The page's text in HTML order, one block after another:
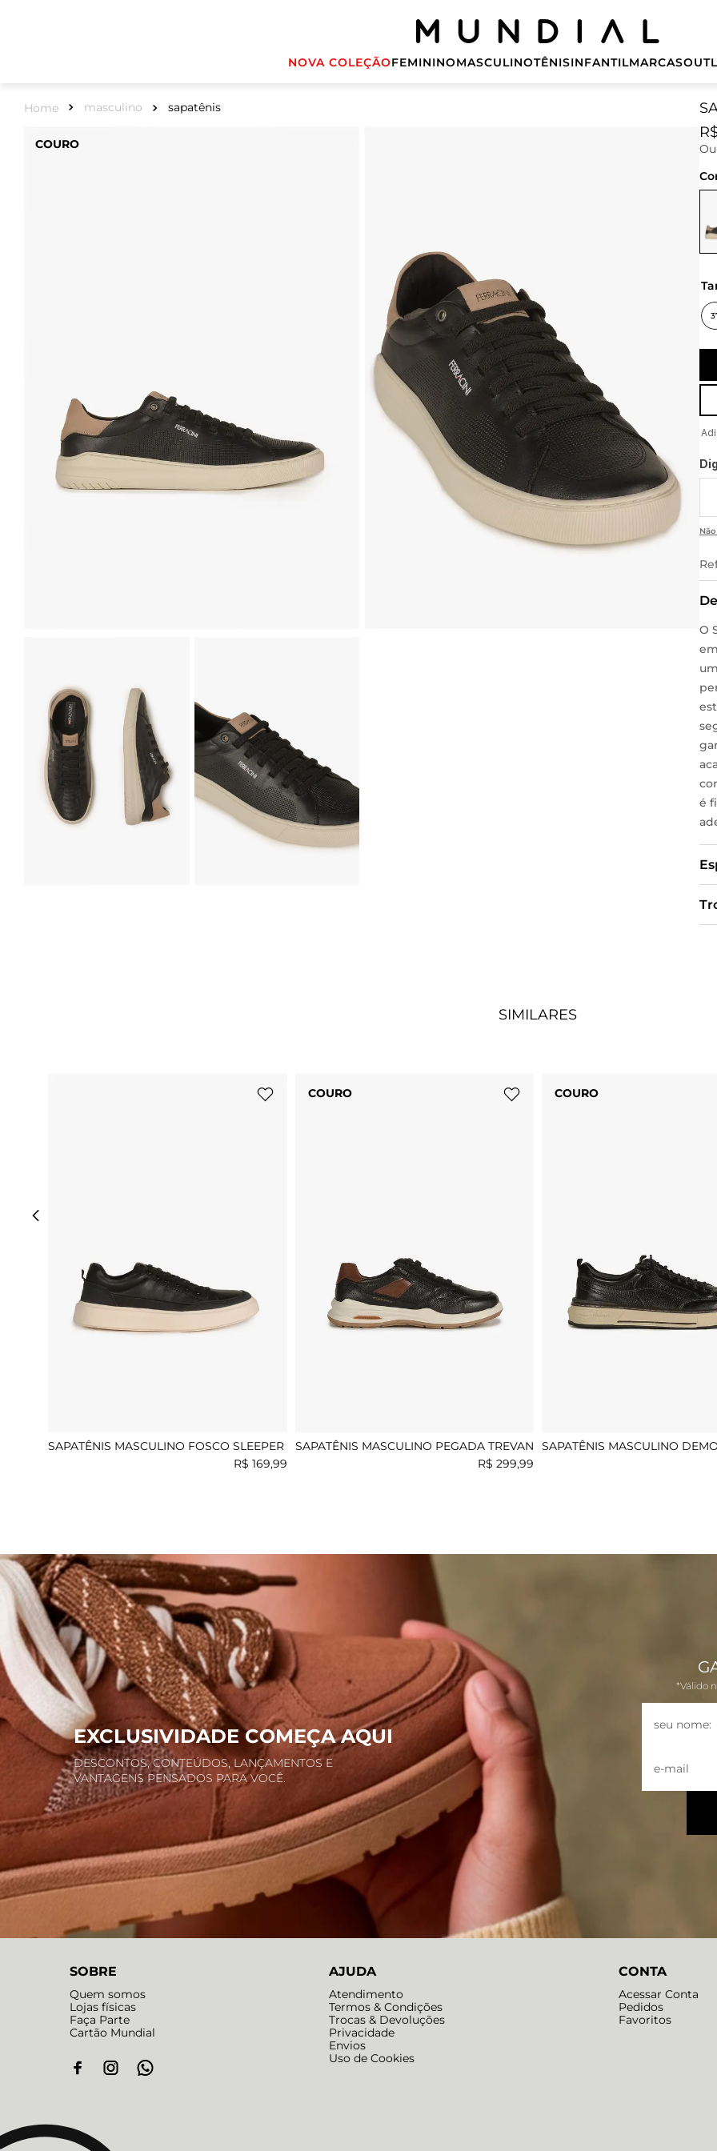
NOVA COLEÇÃOFEMININOMASCULINOTÊNISINFANTILMARCAS
masculino sapatênis
COURO Ou
O
é
SIMILARES
SAPATÊNIS MASCULINO FOSCO SLEEPER
R$ 169,99
COURO
SAPATÊNIS MASCULINO PEGADA TREVAN
R$ 299,99
COURO
SAPATÊNIS MASCULINO
EXCLUSIVIDADE COMEÇA AQUI
DESCONTOS, CONTEÚDOS, LANÇAMENTOS E
VANTAGENS PENSADOS PARA VOCÊ.
*Válido
SOBRE
Quem somos
Lojas físicas
Faça Parte
Cartão Mundial
AJUDA
Atendimento
Termos & Condições
Trocas & Devoluções
Privacidade
Envios
Uso de Cookies
CONTA
Acessar Conta
Pedidos
Favoritos